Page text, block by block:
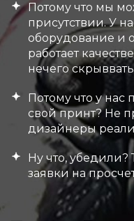
Потому что мы
присутствии. У
оборудование и
работает
нечего
Потому что у нас
свой принт? Не
дизайнеры
Ну что, убедили?
заявки на